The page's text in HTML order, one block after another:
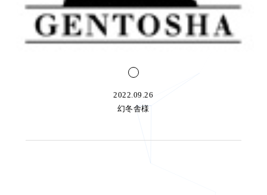
2022.09.26
幻冬舎様